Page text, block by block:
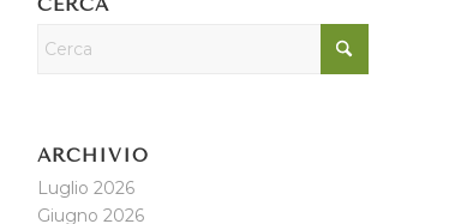
CERCA
ARCHIVIO
Luglio 2026
Giugno 2026